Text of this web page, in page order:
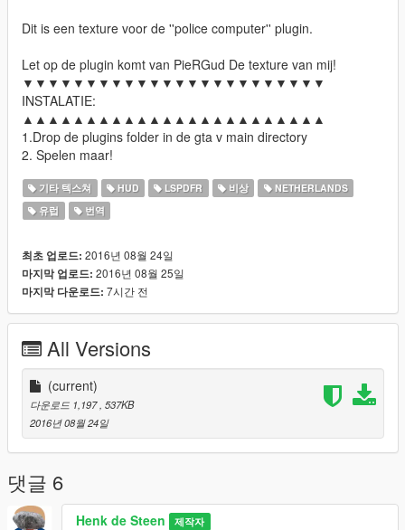
Dit is een texture voor de ''police computer'' plugin.
Let op de plugin komt van PieRGud De texture van mij!
▼▼▼▼▼▼▼▼▼▼▼▼▼▼▼▼▼▼▼▼▼▼▼▼
INSTALATIE:
▲▲▲▲▲▲▲▲▲▲▲▲▲▲▲▲▲▲▲▲▲▲▲▲
1.Drop de plugins folder in de gta v main directory
2. Spelen maar!
기타 텍스쳐 HUD LSPDFR 비상
NETHERLANDS
유럽
번역
최초 업로드: 2016년 08월 24일
마지막 업로드: 2016년 08월 25일
마지막 다운로드: 7시간 전
All Versions
(current)
다운로드 1,197 , 537KB
2016년 08월 24일
댓글 6
Henk de Steen 제작자